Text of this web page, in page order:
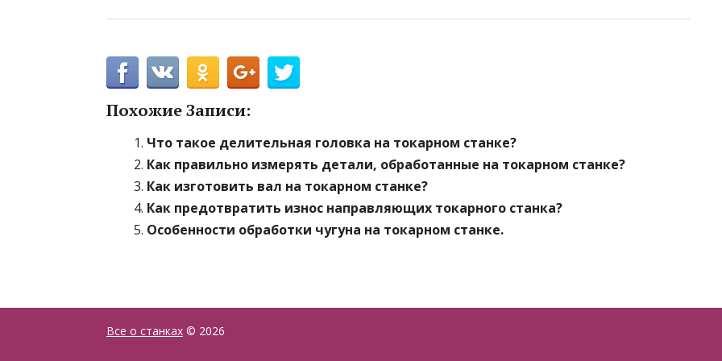
Похожие Записи:
Что такое делительная головка на токарном станке?
Как правильно измерять детали, обработанные на токарном станке?
Как изготовить вал на токарном станке?
Как предотвратить износ направляющих токарного станка?
Особенности обработки чугуна на токарном станке.
Все о станках © 2026